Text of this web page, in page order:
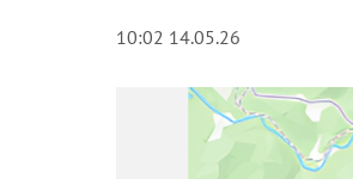
10:02 14.05.26